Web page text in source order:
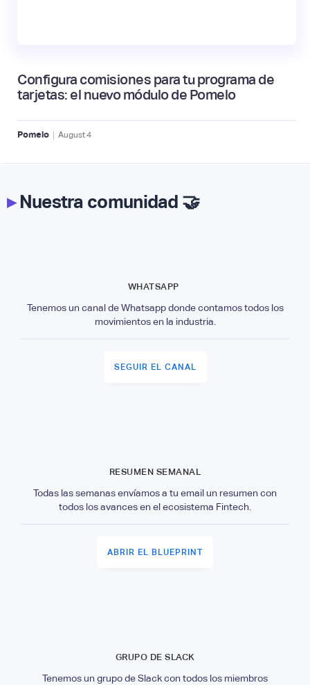
Configura comisiones para tu programa de
tarjetas: el nuevo módulo de Pomelo
Pomelo | August4
▸Nuestra comunidad 🤝
WHATSAPP
Tenemos un canal de Whatsapp donde contamos todos los
movimientos en la industria.
SEGUIR EL CANAL
RESUMEN SEMANAL
Todas las semanas envíamos a tu email un resumen con
todos los avances en el ecosistema Fintech.
ABRIR EL BLUEPRINT
GRUPO DE SLACK
Tenemos un grupo de Slack con todos los miembros